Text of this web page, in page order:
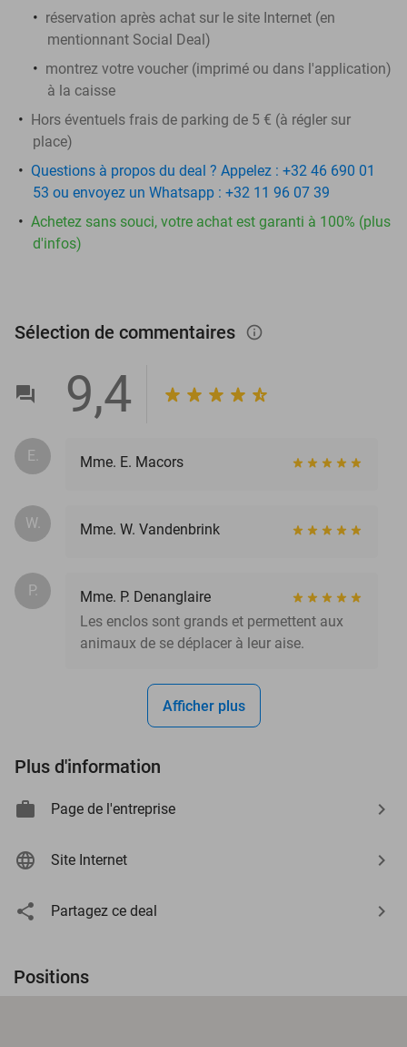
réservation après achat sur le site Internet (en
mentionnant Social Deal)
montrez votre voucher (imprimé ou dans l'application)
à la caisse
Hors éventuels frais de parking de 5 € (à régler sur
place)
Questions à propos du deal ? Appelez : +32 46 690 01
53 ou envoyez un Whatsapp : +32 11 96 07 39
Achetez sans souci, votre achat est garanti à 100% (plus
d'infos)
Sélection de commentaires info_outlined
9,4
E. Mme. E. Macors
W. Mme. W. Vandenbrink
P.
Mme. P. Denanglaire
Les enclos sont grands et permettent aux
animaux de se déplacer à leur aise.
Afficher plus
Plus d'information
Page de l'entreprise
Site Internet
Partagez ce deal
Positions